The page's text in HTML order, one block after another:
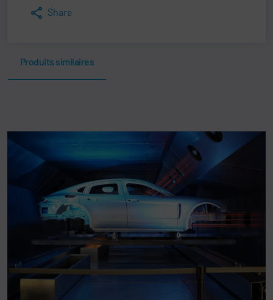
Share
Produits similaires